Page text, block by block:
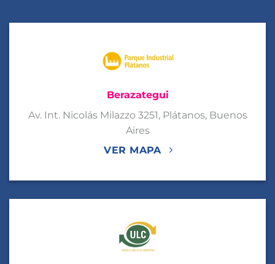
Berazategui
Av. Int. Nicolás Milazzo 3251, Plátanos, Buenos
Aires
VER MAPA